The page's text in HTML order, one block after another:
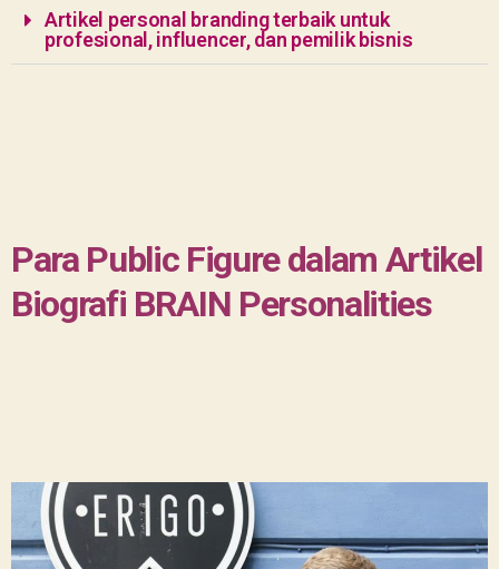
Artikel personal branding terbaik untuk
profesional, influencer, dan pemilik bisnis
Para Public Figure dalam Artikel
Biografi BRAIN Personalities